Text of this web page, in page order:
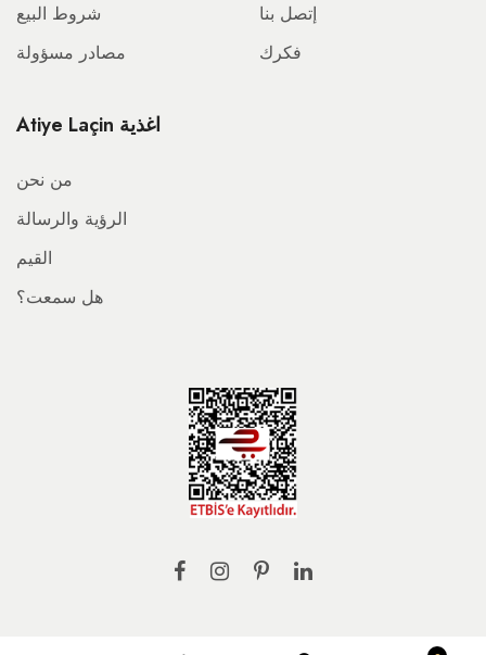
شروط البيع
مصادر مسؤولة
إتصل بنا
فكرك
Atiye Laçin اغذية
من نحن
الرؤية والرسالة
القيم
هل سمعت؟